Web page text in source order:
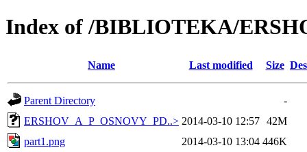
Index of /BIBLIOTEKA/
Name Last modified Size
Parent Directory
-
ERSHOV_A_P_OSNOVY_PD..> 2014-03-10 12:57 42M
part1.png
2014-03-10 13:04 446K